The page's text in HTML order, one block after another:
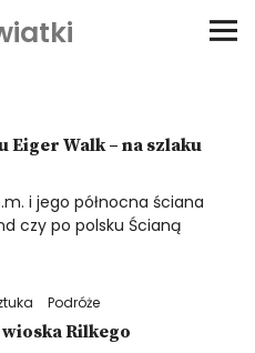
Eiger Walk – na szlaku
i jego północna ściana
czy po polsku Ścianą
Podróże
Rilkego